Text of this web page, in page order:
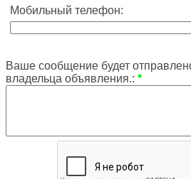
Мобильный телефон:
Ваше сообщение будет
владельца объявления.: *